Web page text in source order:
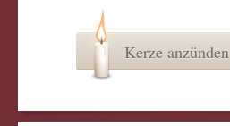
Kerze anzünden